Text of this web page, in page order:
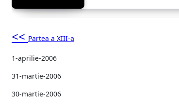
<< Partea a XIII-a
1-aprilie-2006
31-martie-2006
30-martie-2006